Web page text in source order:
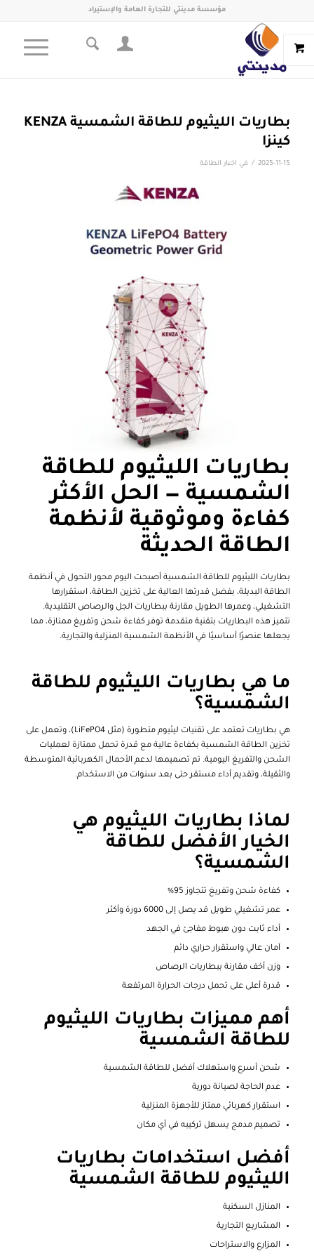
مؤسسة مدينتي للتجارة العامة والإستيراد
بطاريات الليثيوم للطاقة الشمسية KENZA
كينزا
2025-11-15
/ في اخبار الطاقة
بطاريات الليثيوم للطاقة
الشمسية — الحل الأكثر
كفاءة وموثوقية لأنظمة
الطاقة الحديثة
بطاريات الليثيوم للطاقة الشمسية أصبحت اليوم محور التحول في أنظمة
الطاقة البديلة، بفضل قدرتها العالية على تخزين الطاقة، استقرارها
التشغيلي، وعمرها الطويل مقارنة ببطاريات الجل والرصاص التقليدية.
تتميز هذه البطاريات بتقنية متقدمة توفر كفاءة شحن وتفريغ ممتازة، مما
يجعلها عنصرًا أساسيًا في الأنظمة الشمسية المنزلية والتجارية.
ما هي بطاريات الليثيوم للطاقة
الشمسية؟
هي بطاريات تعتمد على تقنيات ليثيوم متطورة (مثل LiFePO4)، وتعمل على
تخزين الطاقة الشمسية بكفاءة عالية مع قدرة تحمل ممتازة لعمليات
الشحن والتفريغ اليومية. تم تصميمها لدعم الأحمال الكهربائية المتوسطة
والثقيلة، وتقديم أداء مستقر حتى بعد سنوات من الاستخدام.
لماذا بطاريات الليثيوم هي
الخيار الأفضل للطاقة
الشمسية؟
كفاءة شحن وتفريغ تتجاوز 95%
عمر تشغيلي طويل قد يصل إلى 6000 دورة وأكثر
أداء ثابت دون هبوط مفاجئ في الجهد
آمان عالي واستقرار حراري دائم
وزن أخف مقارنة ببطاريات الرصاص
قدرة أعلى على تحمل درجات الحرارة المرتفعة
أهم مميزات بطاريات الليثيوم
للطاقة الشمسية
شحن أسرع واستهلاك أفضل للطاقة الشمسية
عدم الحاجة لصيانة دورية
استقرار كهربائي ممتاز للأجهزة المنزلية
تصميم مدمج يسهل تركيبه في أي مكان
أفضل استخدامات بطاريات
الليثيوم للطاقة الشمسية
المنازل السكنية
المشاريع التجارية
المزارع والاستراحات